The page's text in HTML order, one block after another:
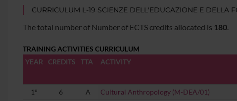
CURRICULUM L-19 SCIENZE DELL'EDUCAZIONE E DELLA
The total number of Number of ECTS credits allocated is 180.
TRAINING ACTIVITIES CURRICULUM
YEAR
CREDITS TTA ACTIVITY
1°
6 A Cultural Anthropology (M-DEA/01)